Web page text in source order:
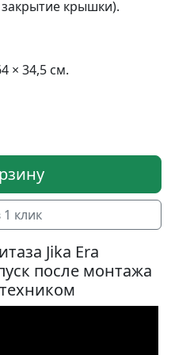
крышки).
× 34,5 см.
клик
Jika Era
после монтажа